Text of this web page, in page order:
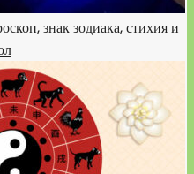
знак зодиака, стихия и